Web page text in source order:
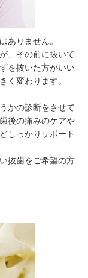
ありません。
、その前に抜いて
を抜いた方がいい
く変わります。
かの診断をさせて
後の痛みのケアや
しっかりサポート
抜歯をご希望の方